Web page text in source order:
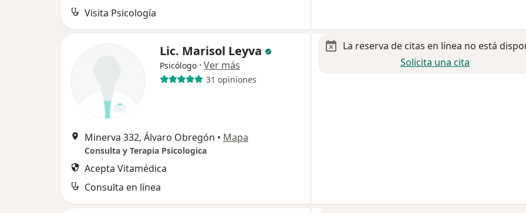
Visita Psicología
Lic. Marisol Leyva
Psicólogo · Ver más
31 opiniones
Minerva 332, Álvaro Obregón • Mapa
Consulta y Terapia Psicologica
Acepta Vitamédica
Consulta en línea
La reserva de citas en línea no está
Solicita una cita